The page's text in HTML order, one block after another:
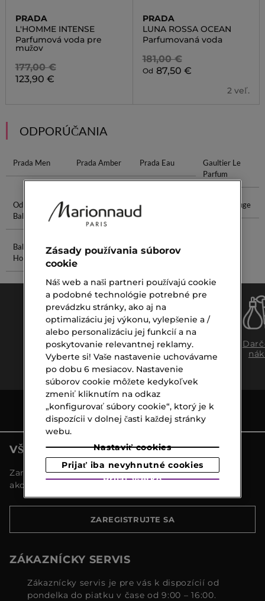
PRADA
L'HOMME INTENSE
Parfumová voda pre
mužov
177,00 €
123,90 €
PRADA
LUNA ROSSA OCEAN
Parfumovaná voda
181,00 €
Od 87,50 €
2 veľ.
ODPORÚČANIA
Prada Men Prada Amber Prada Eau
Gaultier Le
Parfum
Odličovací
Balzam
Rozjasňujúci
Puder
Kvapky Na
Akné
Parfum Rouge
Balzam Po
Holení
Sypký Púder
Doprava
zadarmo
nad €39,-
Expresný
osobný
VŠETKY NOVINKY MARIONNAUD
Zaregistrujte sa a objavte naše najnovšie novinky a
akcie
ZAREGISTRUJTE SA
ZÁKAZNÍCKY SERVIS
Zákaznícky servis je pre vás k dispozícií od
pondelka do piatku v čase od 9:00 – 16:00.
Zásady používania súborov
cookie
Náš web a naši partneri používajú cookie
a podobné technológie potrebné pre
prevádzku stránky, ako aj na
optimalizáciu jej výkonu, vylepšenie a /
alebo personalizáciu jej funkcií a na
poskytovanie relevantnej reklamy.
Vyberte si! Vaše nastavenie uchovávame
po dobu 6 mesiacov. Nastavenie
súborov cookie môžete kedykoľvek
zmeniť kliknutím na odkaz
„konfigurovať súbory cookie“, ktorý je k
dispozícii v dolnej časti každej stránky
webu.
Nastaviť cookies
Prijať iba nevyhnutné cookies
Prijať všetko